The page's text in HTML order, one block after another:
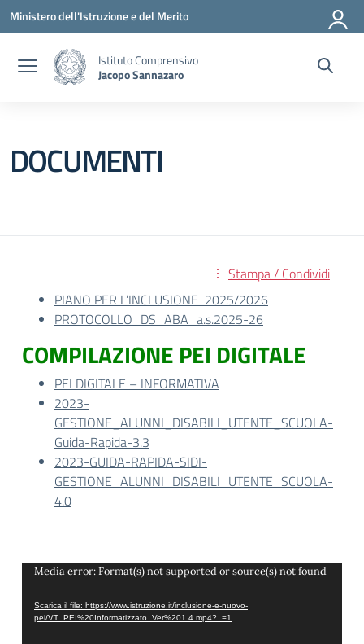
Vai ai contenuti
Vai al menu di navigazione
Vai al footer
Ministero dell'Istruzione e del Merito
Istituto Comprensivo
Jacopo Sannazaro
DOCUMENTI
Stampa / Condividi
PIANO PER L’INCLUSIONE 2025/2026
PROTOCOLLO_DS_ABA_a.s.2025-26
COMPILAZIONE PEI DIGITALE
PEI DIGITALE – INFORMATIVA
2023-
GESTIONE_ALUNNI_DISABILI_UTENTE_SCUOLA-
Guida-Rapida-3.3
2023-GUIDA-RAPIDA-SIDI-
GESTIONE_ALUNNI_DISABILI_UTENTE_SCUOLA-
4.0
Video
Media error: Format(s) not supported or source(s) not found
Scarica il file: https://www.istruzione.it/inclusione-e-nuovo-
pei/VT_PEI%20Informatizzato_Ver%201.4.mp4?_=1